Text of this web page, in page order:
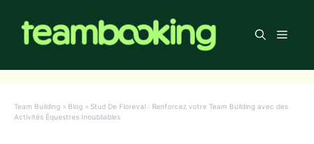
contenu
Menu
Team Building » Blog » Stud De Floreval : Renforcez votre Team Building avec des
Activités Équestres Inoubliables